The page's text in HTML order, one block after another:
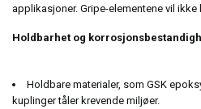
applikasjoner. Gripe-elementene vil
Holdbarhet og
Holdbare materialer, som GSK
kuplinger tåler krevende miljøer.